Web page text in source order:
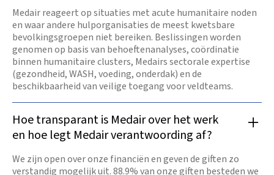
Medair reageert op situaties met acute humanitaire noden
en waar andere hulporganisaties de meest kwetsbare
bevolkingsgroepen niet bereiken. Beslissingen worden
genomen op basis van behoeftenanalyses, coördinatie
binnen humanitaire clusters, Medairs sectorale expertise
(gezondheid, WASH, voeding, onderdak) en de
beschikbaarheid van veilige toegang voor veldteams.
Hoe transparant is Medair over het werk
en hoe legt Medair verantwoording af?
We zijn open over onze financiën en geven de giften zo
verstandig mogelijk uit. 88.9% van onze giften besteden we